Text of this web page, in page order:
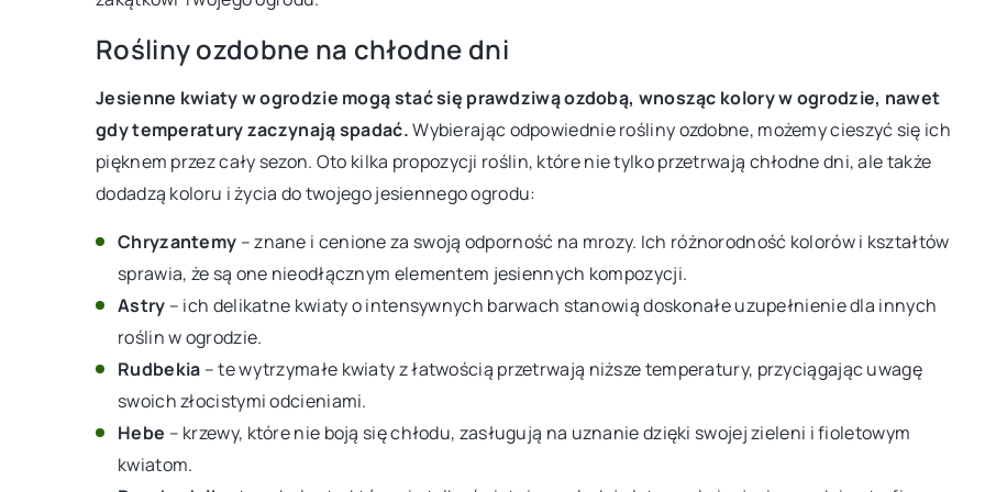
Rośliny ozdobne na chłodne dni
Jesienne kwiaty w ogrodzie mogą stać się prawdziwą ozdobą, wnosząc kolory w ogrodzie, nawet
gdy temperatury zaczynają spadać.Wybierając odpowiednie rośliny ozdobne, możemy cieszyć się ich
pięknem przez cały sezon. Oto kilka propozycji roślin, które nie tylko przetrwają chłodne dni, ale także
dodadzą koloru i życia do twojego jesiennego ogrodu:
Chryzantemy – znane i cenione za swoją odporność na mrozy. Ich różnorodność kolorów i kształtów
sprawia, że są one nieodłącznym elementem jesiennych kompozycji.
Astry – ich delikatne kwiaty o intensywnych barwach stanowią doskonałe uzupełnienie dla innych
roślin w ogrodzie.
Rudbekia – te wytrzymałe kwiaty z łatwością przetrwają niższe temperatury, przyciągając uwagę
swoich złocistymi odcieniami.
Hebe – krzewy, które nie boją się chłodu, zasługują na uznanie dzięki swojej zieleni i fioletowym
kwiatom.
jak uczynić to krok po
swojego wymarzonego stylu,
potrzeb i oczekiwań, do
się, co powinieneś
wyborem płytek do domu.
wyboru właściwych zasłon do domu
Odkryj tajniki wyboru doskonałych zasłon
dla Twojego wnętrza. Z naszym
praktycznym poradnikiem nauczysz się, jak
szybko i skutecznie podejmować decyzje w
tej dziedzinie.
Odkryj sekrety tworzenia idealnej
przestrzeni do odpoczynku w ogrodzie,
wykorzystując meble z naturalnych